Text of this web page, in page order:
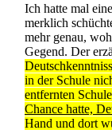
Ich hatte mal
merklich
mehr genau,
Gegend. Der
in der Schule
entfernten
Chance hatte,
Hand und dort